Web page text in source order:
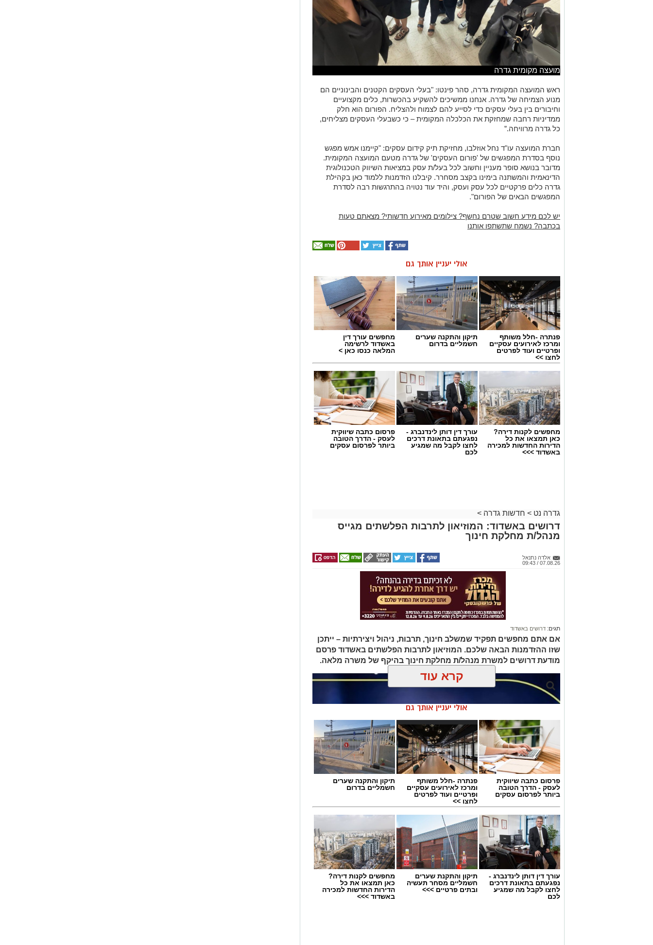
מועצה מקומית גדרה
ראש המועצה המקומית גדרה, סהר פינטו: "בעלי העסקים הקטנים והבינוניים הם
מנוע הצמיחה של גדרה. אנחנו ממשיכים להשקיע בהכשרות, כלים מקצועיים
וחיבורים בין בעלי עסקים כדי לסייע להם לצמוח ולהצליח. הפורום הוא חלק
ממדיניות רחבה שמחזקת את הכלכלה המקומית – כי כשבעלי העסקים מצליחים,
כל גדרה מרוויחה.”
חברת המועצה עו"ד נחל אוזלבו, מחזיקת תיק קידום עסקים: "קיימנו אמש מפגש
נוסף בסדרת המפגשים של 'פורום העסקים' של גדרה מטעם המועצה המקומית.
מדובר בנושא סופר מעניין וחשוב לכל בעל/ת עסק במציאות השיווק הטכנולוגית
הדינאמית והמשתנה בימינו בקצב מסחרר. קיבלנו הזדמנות ללמוד כאן בקהילת
גדרה כלים פרקטיים לכל עסק ועסק, והיד עוד נטויה בהתרגשות רבה לסדרת
המפגשים הבאים של הפורום".
יש לכם מידע חשוב שטרם נחשף? צילומים מאירוע חדשותי? מצאתם טעות
בכתבה? נשמח שתשתפו אותנו
אולי יעניין אותך גם
פנתרה -חלל משותף
ומרכז לאירועים עסקיים
ופרטיים ועוד לפרטים
לחצו >>
תיקון והתקנה שערים
חשמליים בדרום
מחפשים עורך דין
באשדוד לרשימה
המלאה כנסו כאן >
מחפשים לקנות דירה?
כאן תמצאו את כל
הדירות החדשות למכירה
באשדוד >>>
עורך דין דותן לינדנברג -
נפגעתם בתאונת דרכים
לחצו לקבל מה שמגיע
לכם
פרסום כתבה שיווקית
לעסק - הדרך הטובה
ביותר לפרסום עסקים
גדרה נט > חדשות גדרה >
דרושים באשדוד: המוזיאון לתרבות הפלשתים מגייס
מנהל/ת מחלקת חינוך
אלדה נתנאל
07.08.26 / 09:43
תגים: דרושים באשדוד
אם אתם מחפשים תפקיד שמשלב חינוך, תרבות, ניהול ויצירתיות – ייתכן
שזו ההזדמנות הבאה שלכם. המוזיאון לתרבות הפלשתים באשדוד פרסם
מודעת דרושים למשרת מנהל/ת מחלקת חינוך בהיקף של משרה מלאה.
גיוס
במסגרת התפקיד יידרש המועמד להוביל את תחום החינוך וההדרכה במוזיאון, לנהל
ולהוביל צוות מקצועי, לפתח תוכניות חינוכיות, ליצור אירועי תוכן ופרויקטים ייחודיים
ולעבוד מול קהלים מגוונים, תוך חיבור בין עולם התרבות, החינוך והקהילה.
קרא עוד
אולי יעניין אותך גם
פרסום כתבה שיווקית
לעסק - הדרך הטובה
ביותר לפרסום עסקים
פנתרה -חלל משותף
ומרכז לאירועים עסקיים
ופרטיים ועוד לפרטים
לחצו >>
תיקון והתקנה שערים
חשמליים בדרום
עורך דין דותן לינדנברג -
נפגעתם בתאונת דרכים
לחצו לקבל מה שמגיע
לכם
תיקון והתקנת שערים
חשמליים מסחר תעשיה
ובתים פרטיים >>>
מחפשים לקנות דירה?
כאן תמצאו את כל
הדירות החדשות למכירה
באשדוד >>>